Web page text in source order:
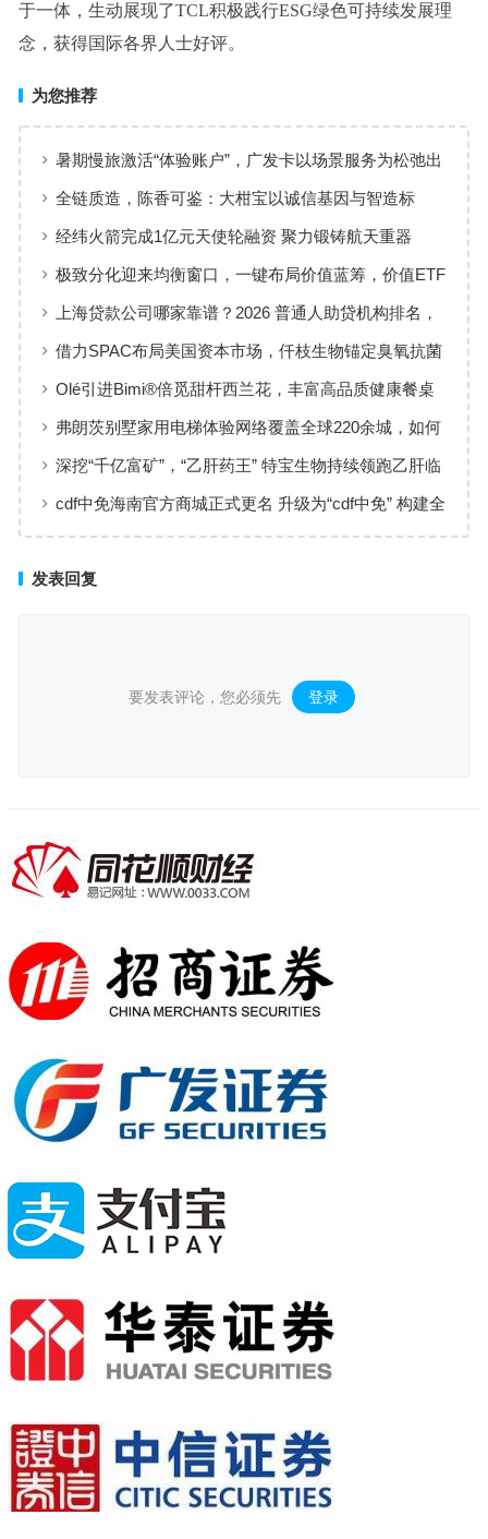
于一体，生动展现了TCL积极践行ESG绿色可持续发展理
念，获得国际各界人士好评。
为您推荐
暑期慢旅激活“体验账户”，广发卡以场景服务为松弛出
行添彩
全链质造，陈香可鉴：大柑宝以诚信基因与智造标
准，定义新会陈皮高质量发展
经纬火箭完成1亿元天使轮融资 聚力锻铸航天重器
极致分化迎来均衡窗口，一键布局价值蓝筹，价值ETF
华夏火热开售
上海贷款公司哪家靠谱？2026 普通人助贷机构排名，
工薪族借钱选择指南
借力SPAC布局美国资本市场，仟枝生物锚定臭氧抗菌
黄金赛道
Olé引进Bimi®倍觅甜杆西兰花，丰富高品质健康餐桌
新选择
弗朗茨别墅家用电梯体验网络覆盖全球220余城，如何
实现高效服务响应
深挖“千亿富矿”，“乙肝药王” 特宝生物持续领跑乙肝临
床治愈
cdf中免海南官方商城正式更名 升级为“cdf中免” 构建全
发表回复
要发表评论，您必须先 登录 。